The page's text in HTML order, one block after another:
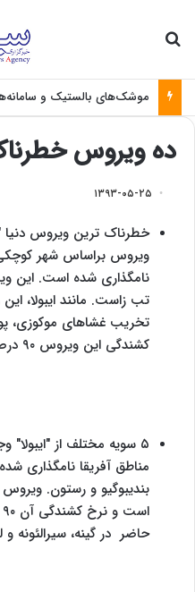
ده ویروس
۱۳۹۳-۰۵-۲۵
خطرناک ترین ویروس
ویروس براساس شهر کوچکی
نامگذاری شده است. این
تب زاست. مانند ایبولا،
تخریب غشاهای موکوزی،
کشندگی این ویروس ۹۰ درصد است.
۵ سویه مختلف از
مناطق آفریقا نامگذاری
بندیبوگیو و رستون. ویروس
حاضر در گینه،